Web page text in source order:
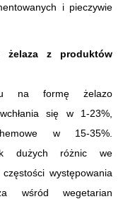
i pieczywie
żelaza z produktów
na formę żelazo
się w 1-23%,
w 15-35%.
dużych różnic we
występowania
wśród wegetarian